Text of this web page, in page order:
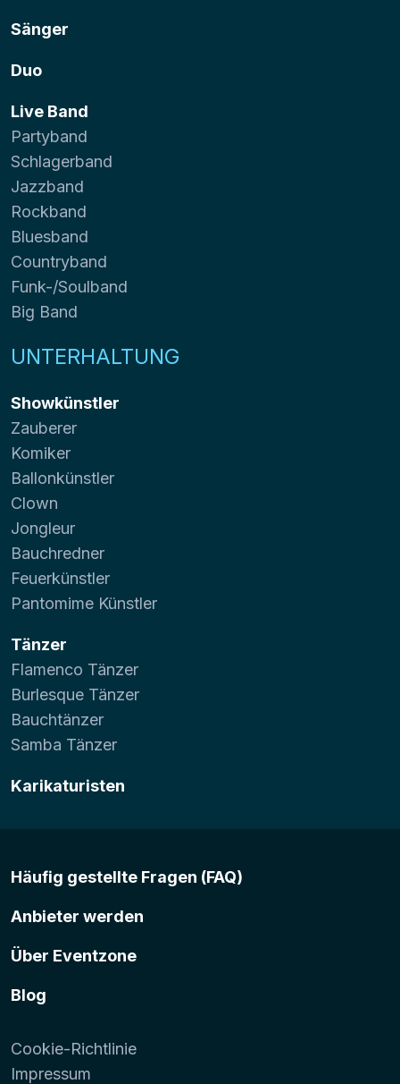
Sänger
Duo
Live Band
Partyband
Schlagerband
Jazzband
Rockband
Bluesband
Countryband
Funk-/Soulband
Big Band
UNTERHALTUNG
Showkünstler
Zauberer
Komiker
Ballonkünstler
Clown
Jongleur
Bauchredner
Feuerkünstler
Pantomime Künstler
Tänzer
Flamenco Tänzer
Burlesque Tänzer
Bauchtänzer
Samba Tänzer
Karikaturisten
Häufig gestellte Fragen (FAQ)
Anbieter werden
Über Eventzone
Blog
Cookie-Richtlinie
Impressum